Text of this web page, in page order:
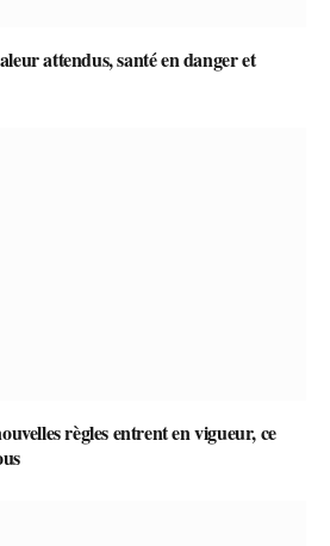
attendus, santé en danger et
règles entrent en vigueur, ce